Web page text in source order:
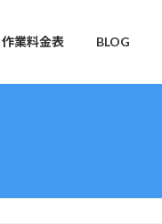
作業料金表 BLOG